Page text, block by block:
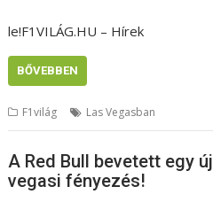
le!F1VILÁG.HU – Hírek
BŐVEBBEN
F1világ Las Vegasban
A Red Bull bevetett egy
vegasi fényezés!